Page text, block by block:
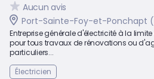
Aucun avis
Port-Sainte-Foy-et-Ponchapt
Entreprise générale d'électricité à la
pour tous travaux de rénovations ou
particuliers...
Électricien